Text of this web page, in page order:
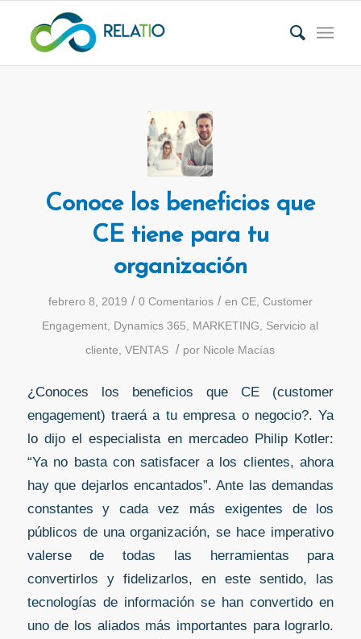
Conoce los beneficios que
CE tiene para tu
organización
febrero 8, 2019 / 0 Comentarios / en CE, Customer
Engagement Dynamics 365 MARKETING
Servicio al
cliente ,VENTAS / por Nicole Macías
¿Conoces los beneficios que CE (customer
engagement) traerá a tu empresa o negocio?. Ya
lo dijo el especialista en mercadeo Philip Kotler:
“Ya no basta con satisfacer a los clientes, ahora
hay que dejarlos encantados”. Ante las demandas
constantes y cada vez más exigentes de los
públicos de una organización, se hace imperativo
valerse de todas las herramientas para
convertirlos y fidelizarlos, en este sentido, las
tecnologías de información se han convertido en
uno de los aliados más importantes para lograrlo.